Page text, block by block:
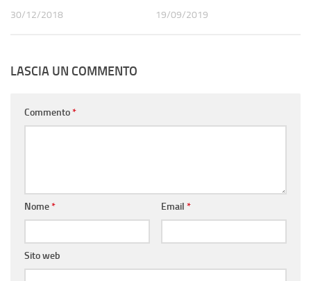
30/12/2018 19/09/2019
LASCIA UN COMMENTO
Commento*
Nome* Email *
Sito web